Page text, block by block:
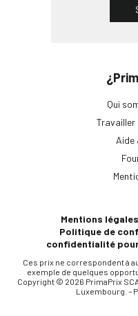
Fermé maintenant
Aller à la boutique
PrimaPrix Temple
Aller à la boutique
PrimaPrix Avron
Qui
Travailler
Mentions légales
Politique de
confidentialité
Ces prix ne correspondent à
exemple de quelques
Copyright © 2026 PrimaPrix
Luxembourg. –